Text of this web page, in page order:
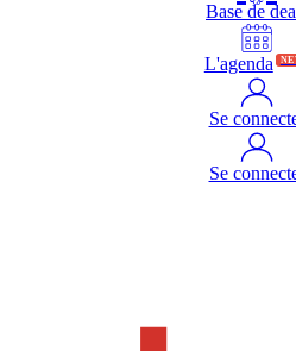
Base de
L'agenda
Se
Se